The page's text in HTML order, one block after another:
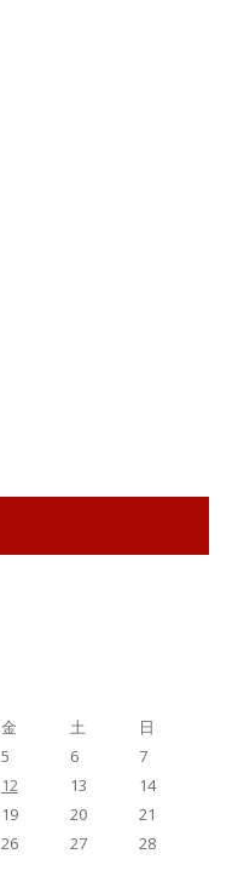
金 土
日
5 6
7
12 13
14
19 20
21
26 27
28